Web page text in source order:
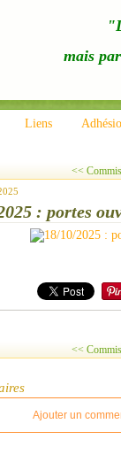
mais
Liens
<<
: portes
<<
Ajouter un